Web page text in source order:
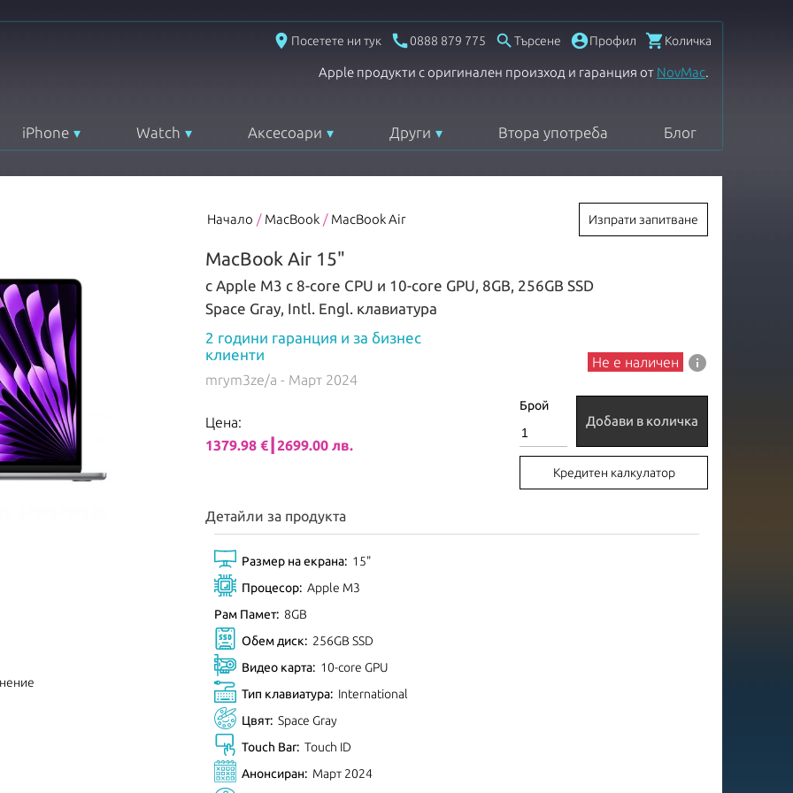
place Посетете ни тук 0888 879 775  Търсене Профил Количка
Apple продукти с оригинален произход и гаранция от NovMac.
iPhone Watch Аксесоари Други Втора употреба Блог
Начало / MacBook / MacBook Air Изпрати запитване
MacBook Air 15"
с Apple M3 с 8-core CPU и 10-core GPU, 8GB, 256GB SSD
Space Gray, Intl. Engl. клавиатура
2 години гаранция и за бизнес
клиенти
mrym3ze/a - Март 2024
Цена:
1379.98 €┃2699.00 лв.
Не е наличен info
Брой
Добави в количка
Кредитен калкулатор
Детайли за продукта
Размер на екрана: 15"
Процесор: Apple M3
Рам Памет: 8GB
Обем диск: 256GB SSD
Видео карта: 10-core GPU
Тип клавиатура: International
Цвят: Space Gray
Touch Bar: Touch ID
Анонсиран: Март 2024